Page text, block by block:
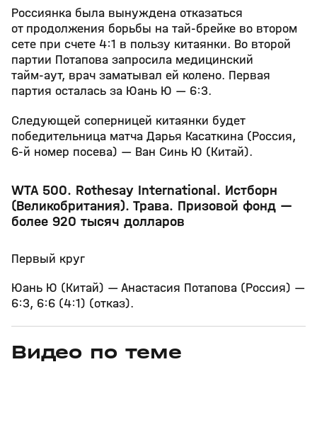
Россиянка была вынуждена отказаться
от продолжения борьбы на тай‑брейке во втором
сете при счете 4:1 в пользу китаянки. Во второй
партии Потапова запросила медицинский
тайм‑аут, врач заматывал ей колено. Первая
партия осталась за Юань Ю — 6:3.
Следующей соперницей китаянки будет
победительница матча Дарья Касаткина (Россия,
6‑й номер посева) — Ван Синь Ю (Китай).
WTA 500. Rothesay International. Истборн
(Великобритания). Трава. Призовой фонд —
более 920 тысяч долларов
Первый круг
Юань Ю (Китай) — Анастасия Потапова (Россия) —
6:3, 6:6 (4:1) (отказ).
Видео по теме
11 июл, 16:17